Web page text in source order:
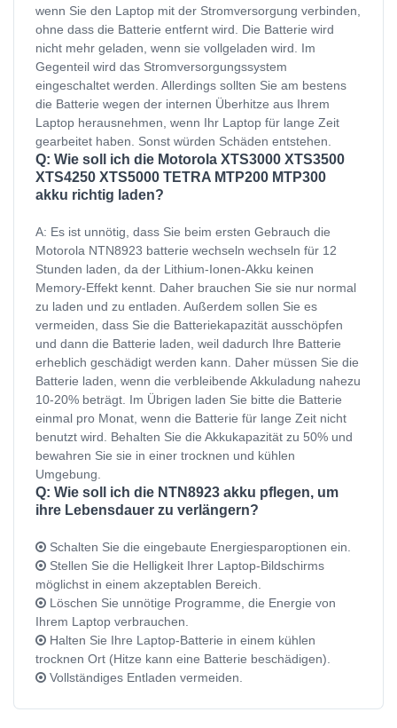
wenn Sie den Laptop mit der Stromversorgung verbinden,
ohne dass die Batterie entfernt wird. Die Batterie wird
nicht mehr geladen, wenn sie vollgeladen wird. Im
Gegenteil wird das Stromversorgungssystem
eingeschaltet werden. Allerdings sollten Sie am bestens
die Batterie wegen der internen Überhitze aus Ihrem
Laptop herausnehmen, wenn Ihr Laptop für lange Zeit
gearbeitet haben. Sonst würden Schäden entstehen.
Q: Wie soll ich die Motorola XTS3000 XTS3500
XTS4250 XTS5000 TETRA MTP200 MTP300
akku richtig laden?
A: Es ist unnötig, dass Sie beim ersten Gebrauch die
Motorola NTN8923 batterie wechseln wechseln für 12
Stunden laden, da der Lithium-Ionen-Akku keinen
Memory-Effekt kennt. Daher brauchen Sie sie nur normal
zu laden und zu entladen. Außerdem sollen Sie es
vermeiden, dass Sie die Batteriekapazität ausschöpfen
und dann die Batterie laden, weil dadurch Ihre Batterie
erheblich geschädigt werden kann. Daher müssen Sie die
Batterie laden, wenn die verbleibende Akkuladung nahezu
10-20% beträgt. Im Übrigen laden Sie bitte die Batterie
einmal pro Monat, wenn die Batterie für lange Zeit nicht
benutzt wird. Behalten Sie die Akkukapazität zu 50% und
bewahren Sie sie in einer trocknen und kühlen
Umgebung.
Q: Wie soll ich die NTN8923 akku pflegen, um
ihre Lebensdauer zu verlängern?
Schalten Sie die eingebaute Energiesparoptionen ein.
Stellen Sie die Helligkeit Ihrer Laptop-Bildschirms
möglichst in einem akzeptablen Bereich.
Löschen Sie unnötige Programme, die Energie von
Ihrem Laptop verbrauchen.
Halten Sie Ihre Laptop-Batterie in einem kühlen
trocknen Ort (Hitze kann eine Batterie beschädigen).
Vollständiges Entladen vermeiden.